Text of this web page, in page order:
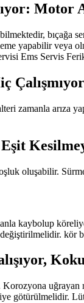
Motor
bıçağa
yapabilir veya
Ems Servis
zamanla
Eşit
oluşabilir.
kaybolup
değiştirilmelidir.
götürülmelidir.